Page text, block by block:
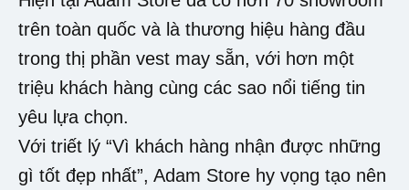
trên toàn quốc và là thương hiệu hàng đầu
trong thị phần vest may sẵn, với hơn một
triệu khách hàng cùng các sao nổi tiếng tin
yêu lựa chọn.
Với triết lý “Vì khách hàng nhận được những
gì tốt đẹp nhất”, Adam Store hy vọng tạo nên